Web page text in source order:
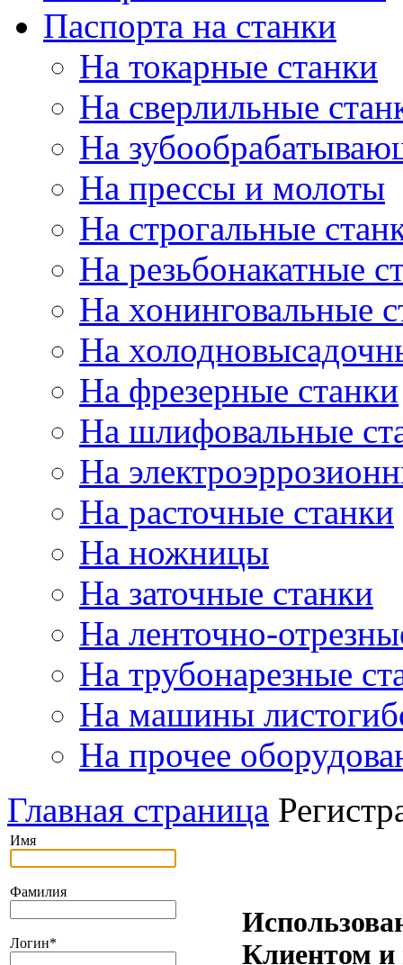
Паспорта на станки
На токарные станки
На сверлильные
На
На прессы и молоты
На строгальные
На резьбонакатные
На хонинговальные
На
На фрезерные станки
На шлифовальные
На
На расточные станки
На ножницы
На заточные станки
На ленточно-
На трубонарезные
На машины
На прочее
Главная страница
Имя
Фамилия
Логин*
Клиентом и